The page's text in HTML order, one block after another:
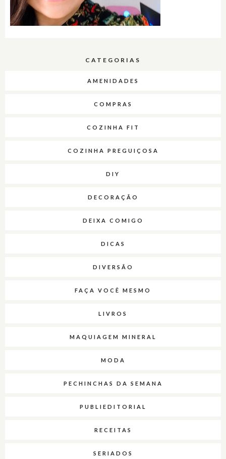
CATEGORIAS
AMENIDADES
COMPRAS
COZINHA FIT
COZINHA PREGUIÇOSA
DIY
DECORAÇÃO
DEIXA COMIGO
DICAS
DIVERSÃO
FAÇA VOCÊ MESMO
LIVROS
MAQUIAGEM MINERAL
MODA
PECHINCHAS DA SEMANA
PUBLIEDITORIAL
RECEITAS
SERIADOS